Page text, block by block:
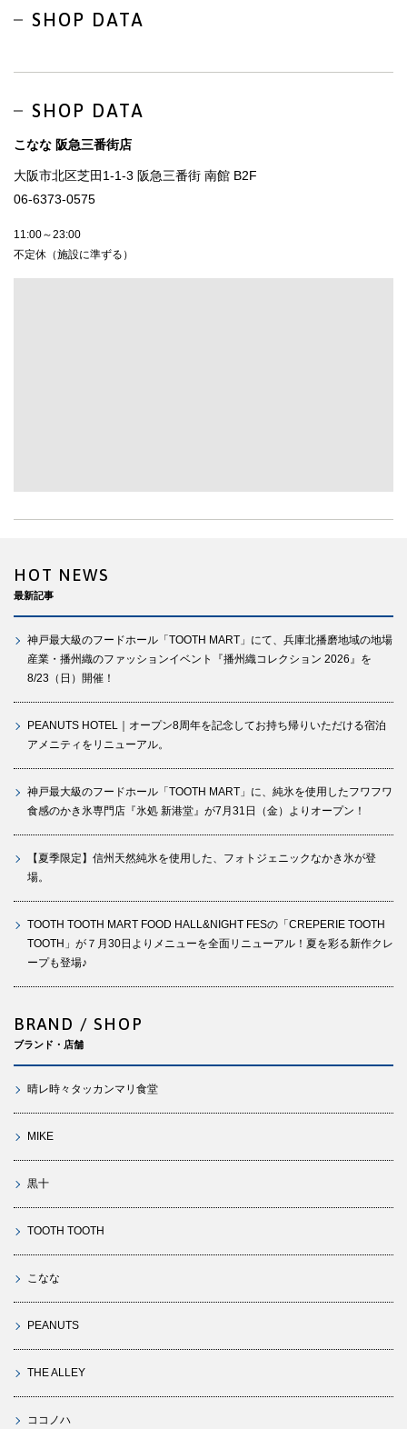
SHOP DATA
SHOP DATA
こなな 阪急三番街店
大阪市北区芝田1-1-3 阪急三番街 南館 B2F
06-6373-0575
11:00～23:00
不定休（施設に準ずる）
HOT NEWS
最新記事
神戸最大級のフードホール「TOOTH MART」にて、兵庫北播磨地域の地場
産業・播州織のファッションイベント『播州織コレクション 2026』を
8/23（日）開催！
PEANUTS HOTEL｜オープン8周年を記念してお持ち帰りいただける宿泊
アメニティをリニューアル。
神戸最大級のフードホール「TOOTH MART」に、純氷を使用したフワフワ
食感のかき氷専門店『氷処 新港堂』が7月31日（金）よりオープン！
【夏季限定】信州天然純氷を使用した、フォトジェニックなかき氷が登
場。
TOOTH TOOTH MART FOOD HALL&NIGHT FESの「CREPERIE TOOTH
TOOTH」が７月30日よりメニューを全面リニューアル！夏を彩る新作クレ
ープも登場♪
BRAND / SHOP
ブランド・店舗
晴レ時々タッカンマリ食堂
MIKE
黒十
TOOTH TOOTH
こなな
PEANUTS
THE ALLEY
ココノハ